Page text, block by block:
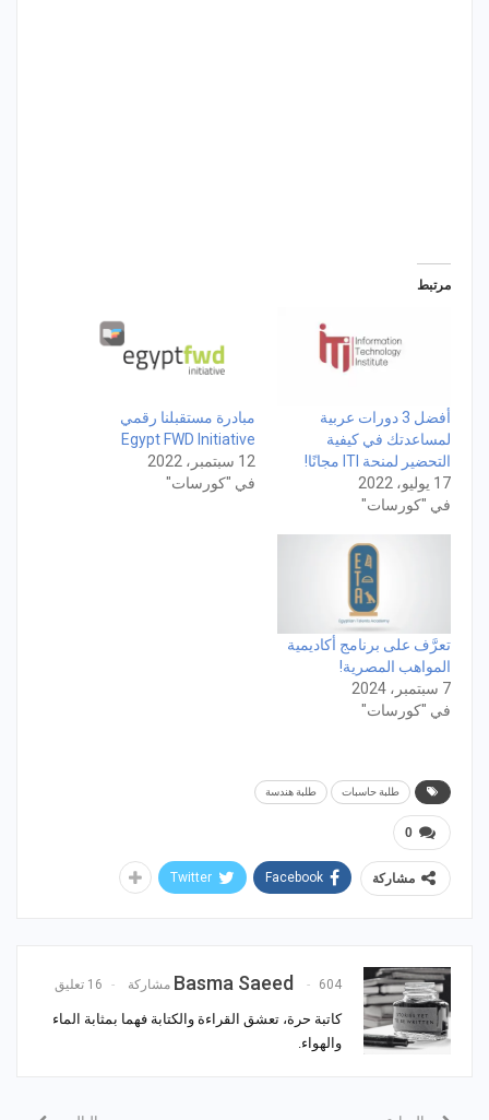
مرتبط
أفضل 3 دورات عربية
لمساعدتك في كيفية
التحضير لمنحة ITI مجانًا!
17 يوليو، 2022
في "كورسات"
مبادرة مستقبلنا رقمي
Egypt FWD Initiative
12 سبتمبر، 2022
في "كورسات"
تعرَّف على برنامج أكاديمية
المواهب المصرية!
7 سبتمبر، 2024
في "كورسات"
طلبة حاسبات طلبة هندسة
0
مشاركة Facebook
Twitter
Basma Saeed 604 مشاركة 16 تعليق
كاتبة حرة، تعشق القراءة والكتابة فهما بمثابة الماء
والهواء.